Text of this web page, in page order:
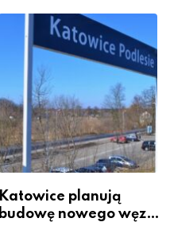
Katowice planują
budowę nowego węzła